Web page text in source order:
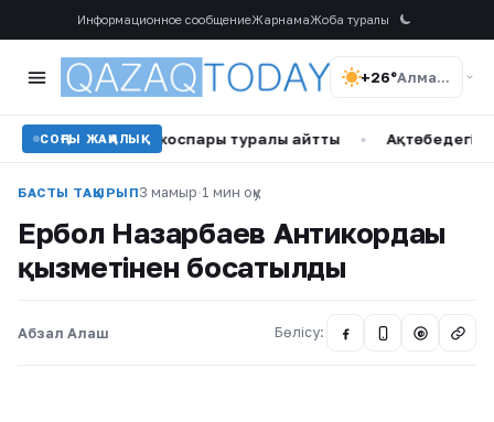
Информационное сообщениеЖарнамаЖоба туралы
+26° Алматы
СОҢҒЫ ЖАҢАЛЫҚ
тойы жоспары туралы айтты • Ақтөбедегі жылқышы
БАСТЫ ТАҚЫРЫП3 мамыр·1 мин оқу
Ербол Назарбаев Антикордағы
қызметінен босатылды
Абзал Алаш Бөлісу: @